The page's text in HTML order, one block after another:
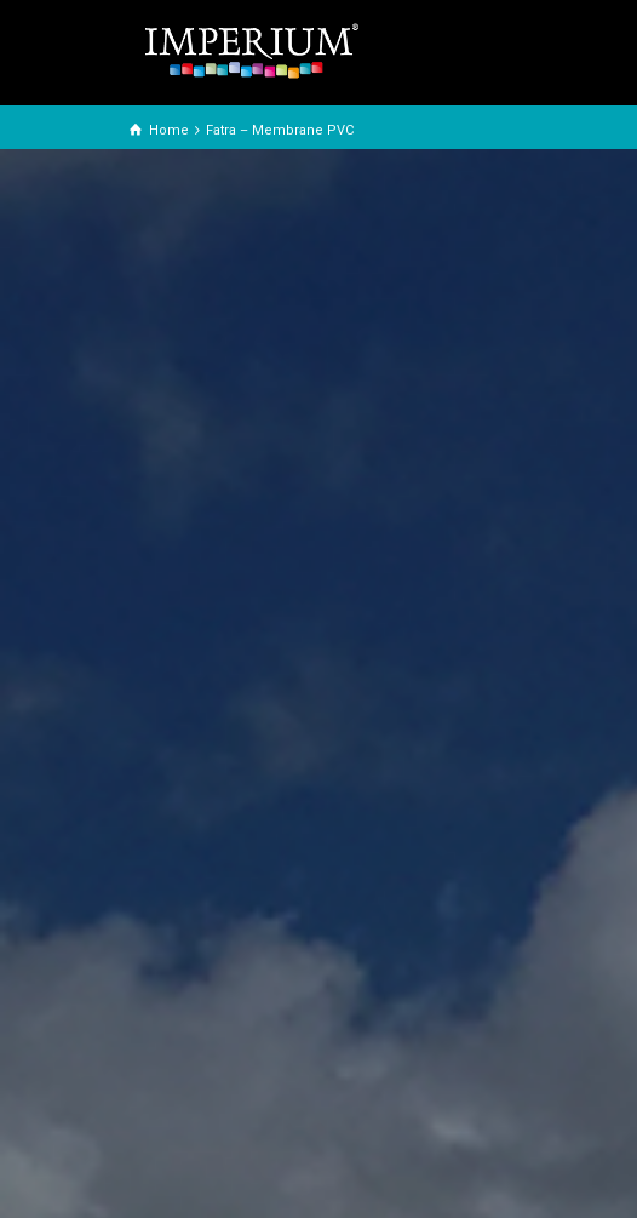
Home Fatra – Membrane PVC